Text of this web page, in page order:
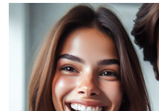
Nawigacja
wpisu